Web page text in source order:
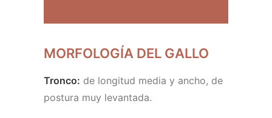
MORFOLOGÍA DEL GALLO
Tronco: de longitud media y ancho, de
postura muy levantada.